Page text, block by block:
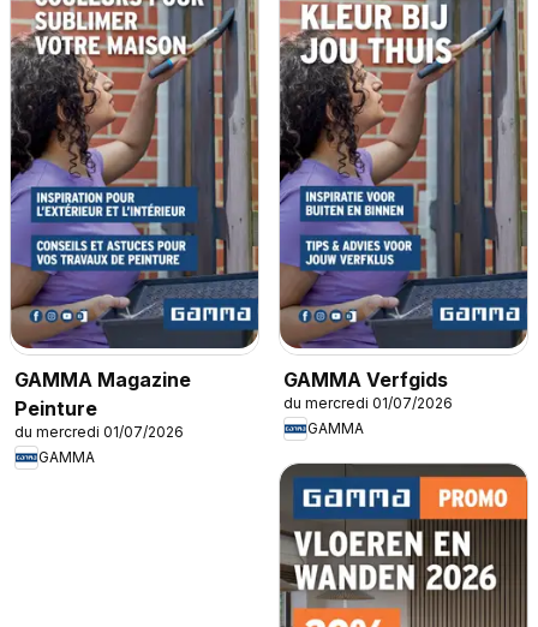
GAMMA Magazine
Peinture
du mercredi 01/07/2026
GAMMA
GAMMA Verfgids
du mercredi 01/07/2026
GAMMA